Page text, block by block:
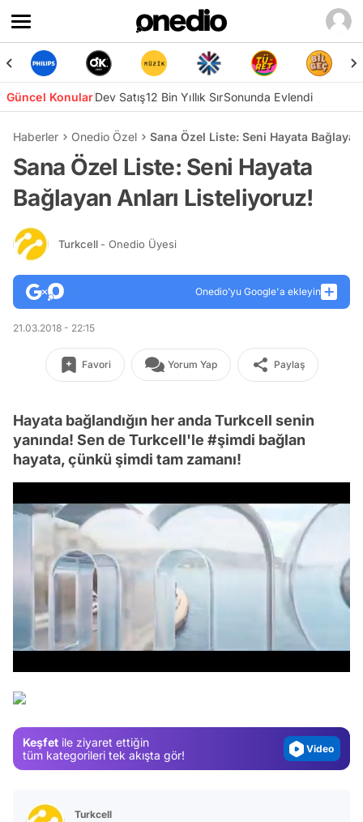
Güncel KonularDev Satış12 Bin Yıllık SırSonunda Evlendi
Haberler Onedio Özel Sana Özel Liste: Seni Hayata
Sana Özel Liste: Seni Hayata
Bağlayan Anları Listeliyoruz!
Turkcell - Onedio Üyesi
Onedio’yu Google'a ekleyin
21.03.2018 - 22:15
Favori Yorum Yap Paylaş
Hayata bağlandığın her anda Turkcell senin
yanında! Sen de Turkcell'le #şimdi bağlan
hayata, çünkü şimdi tam zamanı!
/
Keşfet ile ziyaret ettiğin
tüm kategorileri tek akışta gör!
Video
Turkcell